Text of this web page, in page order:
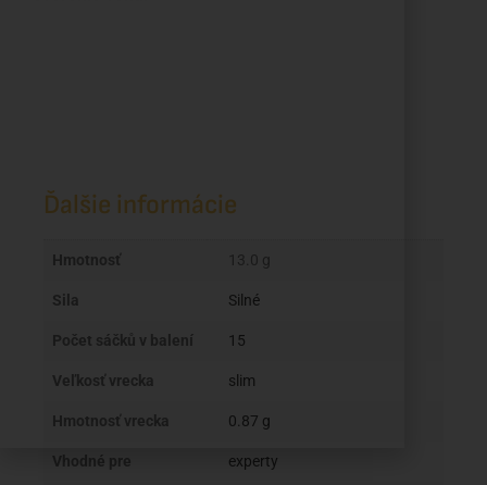
Ďalšie informácie
Hmotnosť 13.0 g
Sila Silné
Počet sáčků v balení 15
Veľkosť vrecka slim
Hmotnosť vrecka 0.87 g
Vhodné pre experty